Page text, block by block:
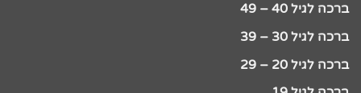
ברכה לגיל 40 – 49
ברכה לגיל 30 – 39
ברכה לגיל 20 – 29